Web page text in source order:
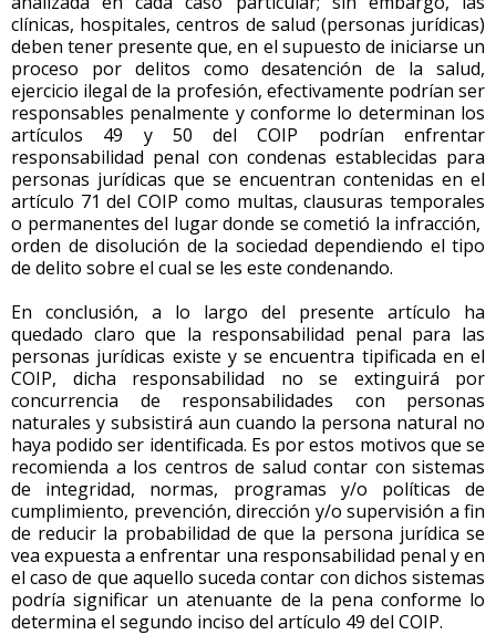
clínicas, hospitales, centros de salud (personas jurídicas)
deben tener presente que, en el supuesto de iniciarse un
proceso por delitos como desatención de la salud,
ejercicio ilegal de la profesión, efectivamente podrían ser
responsables penalmente y conforme lo determinan los
artículos 49 y 50 del COIP podrían enfrentar
responsabilidad penal con condenas establecidas para
personas jurídicas que se encuentran contenidas en el
artículo 71 del COIP como multas, clausuras temporales
o permanentes del lugar donde se cometió la infracción,
orden de disolución de la sociedad dependiendo el tipo
de delito sobre el cual se les este condenando.
En conclusión, a lo largo del presente artículo ha
quedado claro que la responsabilidad penal para las
personas jurídicas existe y se encuentra tipificada en el
COIP, dicha responsabilidad no se extinguirá por
concurrencia de responsabilidades con personas
naturales y subsistirá aun cuando la persona natural no
haya podido ser identificada. Es por estos motivos que se
recomienda a los centros de salud contar con sistemas
de integridad, normas, programas y/o políticas de
cumplimiento, prevención, dirección y/o supervisión a fin
de reducir la probabilidad de que la persona jurídica se
vea expuesta a enfrentar una responsabilidad penal y en
el caso de que aquello suceda contar con dichos sistemas
podría significar un atenuante de la pena conforme lo
determina el segundo inciso del artículo 49 del COIP.